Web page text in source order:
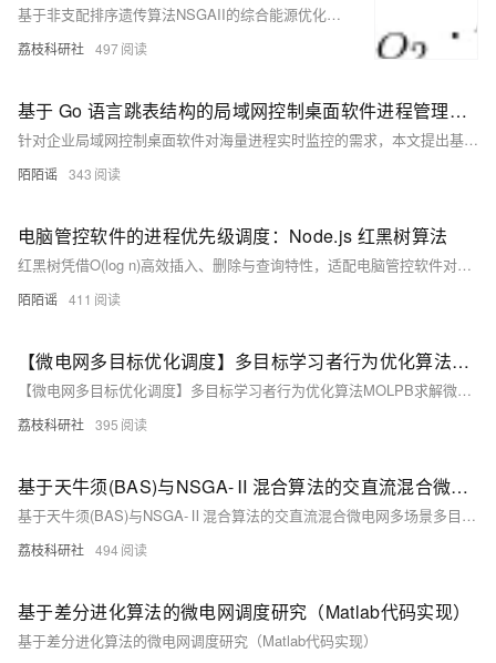
基于非支配排序遗传算法NSGAII的综合能源优化调度（Matlab代码实现）
荔枝科研社 497
基于 Go 语言跳表结构的局域网控制桌面软件进程管理算法研究
针对企业局域网控制桌面软件对海量进程实时监控的需求，本文提出基于跳表的高效管理方案。通过多级索引实现O(log n)的查询、插入与删除性能，结合Go语言实现并发安全的跳表结构，显著提升进程状态处理效率，适用于千级进程的毫秒级响应场景。
陌陌谣 343
电脑管控软件的进程优先级调度：Node.js 红黑树算法
红黑树凭借O(log n)高效插入、删除与查询特性，适配电脑管控软件对进程优先级动态调度的高并发需求。其自平衡机制保障系统稳定，低内存占用满足轻量化部署，显著优于传统数组或链表方案，是实现关键进程资源优先分配的理想选择。
陌陌谣 411
【微电网多目标优化调度】多目标学习者行为优化算法MOLPB求解微电网多目标优化调度研究（Matlab代码实现）
【微电网多目标优化调度】多目标学习者行为优化算法MOLPB求解微电网多目标优化调度研究（Matlab代码实现）
荔枝科研社 395
基于天牛须(BAS)与NSGA-Ⅱ混合算法的交直流混合微电网多场景多目标优化调度(Matlab代码实现）
基于天牛须(BAS)与NSGA-Ⅱ混合算法的交直流混合微电网多场景多目标优化调度(Matlab代码实现）
荔枝科研社 494
基于差分进化算法的微电网调度研究（Matlab代码实现）
基于差分进化算法的微电网调度研究（Matlab代码实现）